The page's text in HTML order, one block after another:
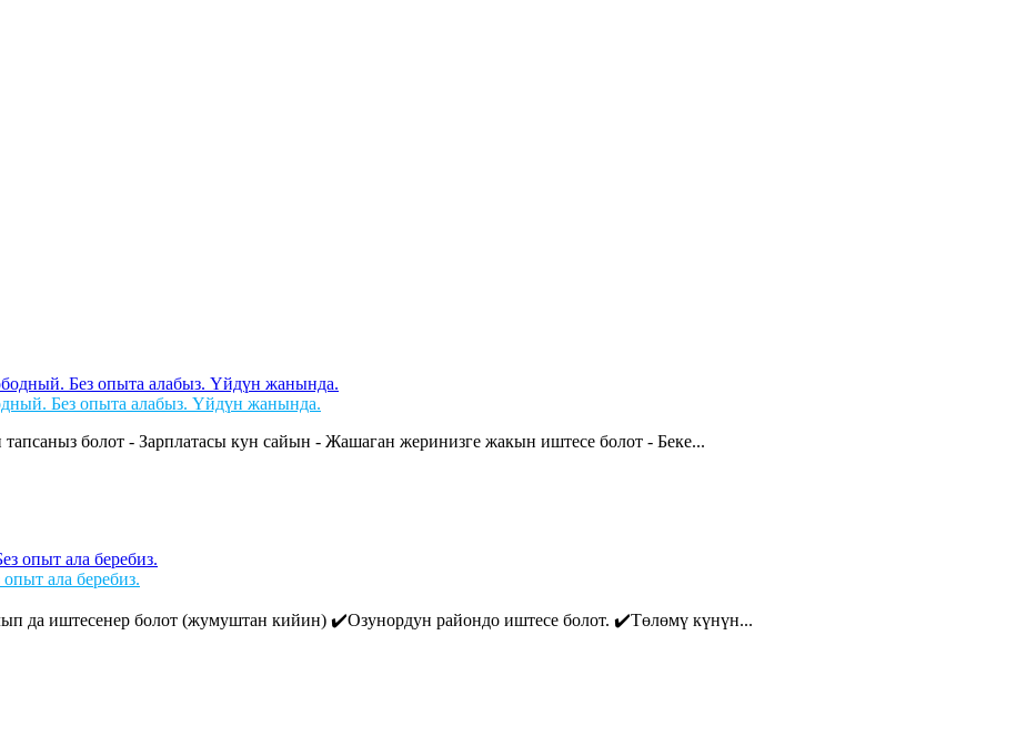
Без опыта алабыз. Үйдүн жанында.
болот - Зарплатасы кун сайын - Жашаган жеринизге жакын иштесе болот - Беке...
ала беребиз.
да иштесенер болот (жумуштан кийин) ✔️Озунордун райондо иштесе болот. ✔️Төлөмү күнүн...